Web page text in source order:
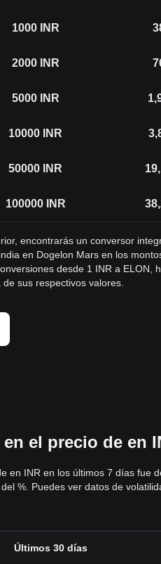
1000 INR
2000 INR
5000 INR
10000 INR
50000 INR
100000 INR
encontrarás un conversor
en Dogelon Mars en los
desde 1 INR a ELON,
sus respectivos valores.
el precio de en
en INR en los últimos 7 días fue
%. Puedes ver datos de
Últimos 30 días